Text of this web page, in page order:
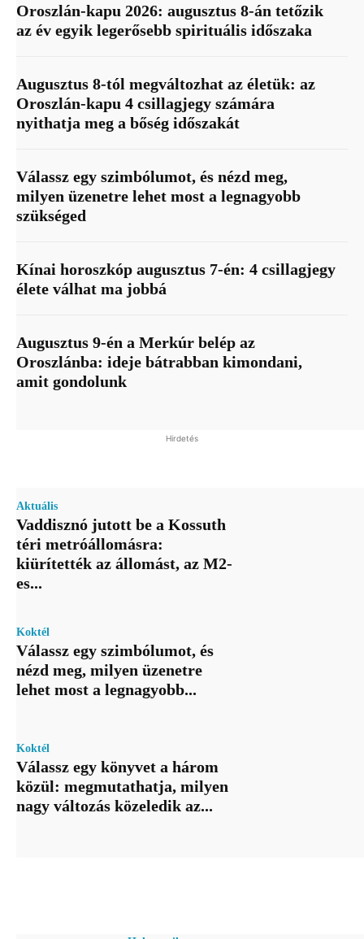
Oroszlán-kapu 2026: augusztus 8-án tetőzik
az év egyik legerősebb spirituális időszaka
Augusztus 8-tól megváltozhat az életük: az
Oroszlán-kapu 4 csillagjegy számára
nyithatja meg a bőség időszakát
Válassz egy szimbólumot, és nézd meg,
milyen üzenetre lehet most a legnagyobb
szükséged
Kínai horoszkóp augusztus 7-én: 4 csillagjegy
élete válhat ma jobbá
Augusztus 9-én a Merkúr belép az
Oroszlánba: ideje bátrabban kimondani,
amit gondolunk
Hirdetés
Aktuális
Vaddisznó jutott be a Kossuth
téri metróállomásra:
kiürítették az állomást, az M2-
es...
Koktél
Válassz egy szimbólumot, és
nézd meg, milyen üzenetre
lehet most a legnagyobb...
Koktél
Válassz egy könyvet a három
közül: megmutathatja, milyen
nagy változás közeledik az...